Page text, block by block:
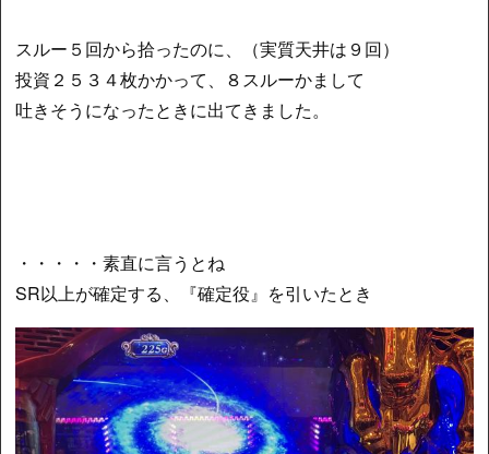
スルー５回から拾ったのに、（実質天井は９回）
投資２５３４枚かかって、８スルーかまして
吐きそうになったときに出てきました。
・・・・・素直に言うとね
SR以上が確定する、『確定役』を引いたとき